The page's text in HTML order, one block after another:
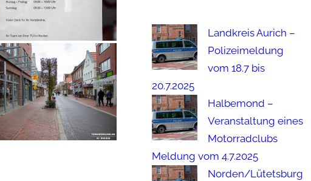
Landkreis Aurich –
Polizeimeldung
vom 18.7 bis
20.7.2025
Halbemond –
Veranstaltung eines
Motorradclubs
Meldung vom 4.7.2025
Norden/Lütetsburg